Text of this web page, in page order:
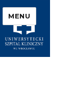
–
MENU